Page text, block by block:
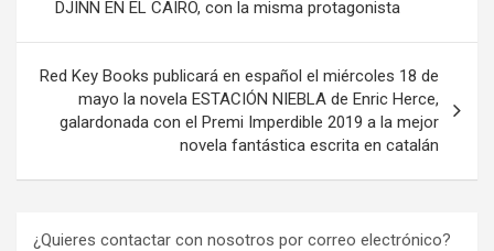
DJINN EN EL CAIRO, con la misma protagonista
Red Key Books publicará en español el miércoles 18 de
mayo la novela ESTACIÓN NIEBLA de Enric Herce,
galardonada con el Premi Imperdible 2019 a la mejor
novela fantástica escrita en catalán
¿Quieres contactar con nosotros por correo electrónico?